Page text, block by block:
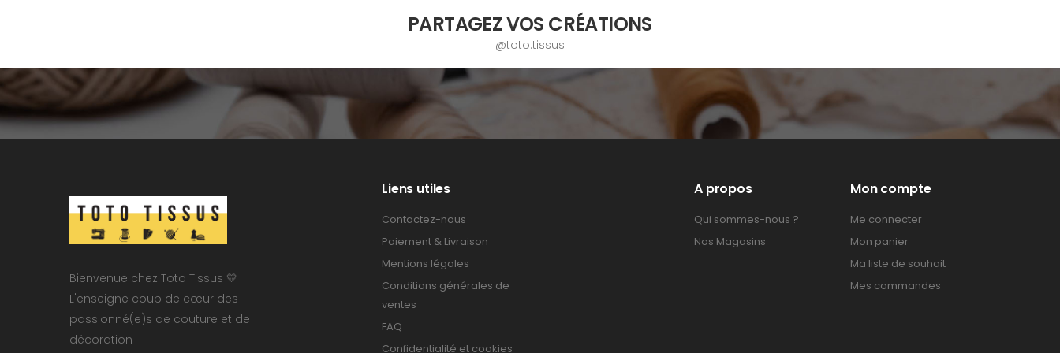
PARTAGEZ VOS CRÉATIONS
@toto.tissus
Bienvenue chez Toto Tissus 💛
L'enseigne coup de cœur des
passionné(e)s de couture et de
décoration
Liens utiles
Contactez-nous
Paiement & Livraison
Mentions légales
Conditions générales de
ventes
FAQ
Confidentialité et cookies
A propos
Qui sommes-nous ?
Nos Magasins
Mon compte
Me connecter
Mon panier
Ma liste de souhait
Mes commandes